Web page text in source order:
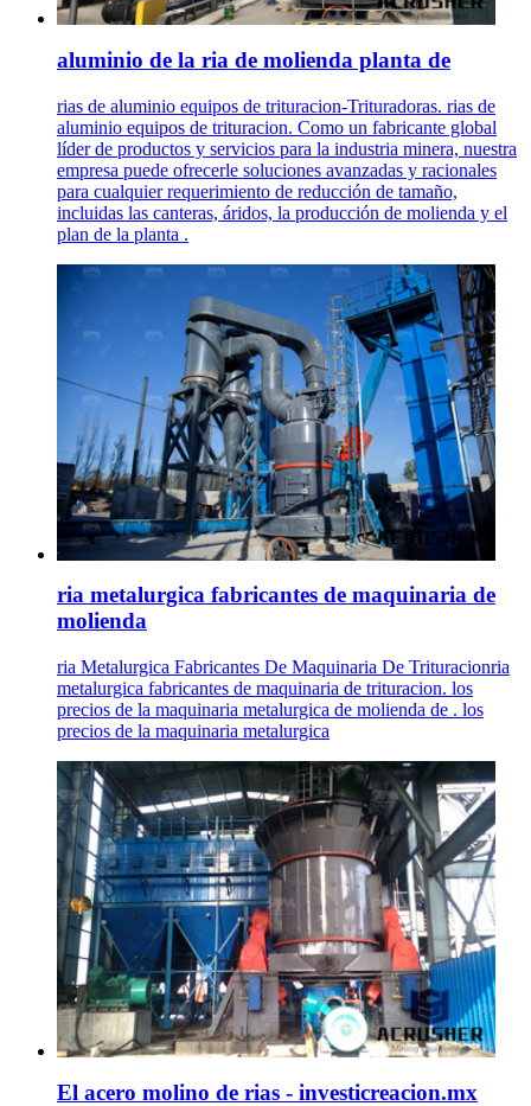
aluminio de la ria de molienda planta de
rias de aluminio equipos de trituracion-Trituradoras. rias de
aluminio equipos de trituracion. Como un fabricante global
líder de productos y servicios para la industria minera, nuestra
empresa puede ofrecerle soluciones avanzadas y racionales
para cualquier requerimiento de reducción de tamaño,
incluidas las canteras, áridos, la producción de molienda y el
plan de la planta .
ria metalurgica fabricantes de maquinaria de
molienda
ria Metalurgica Fabricantes De Maquinaria De Trituracionria
metalurgica fabricantes de maquinaria de trituracion. los
precios de la maquinaria metalurgica de molienda de . los
precios de la maquinaria metalurgica
El acero molino de rias - investicreacion.mx